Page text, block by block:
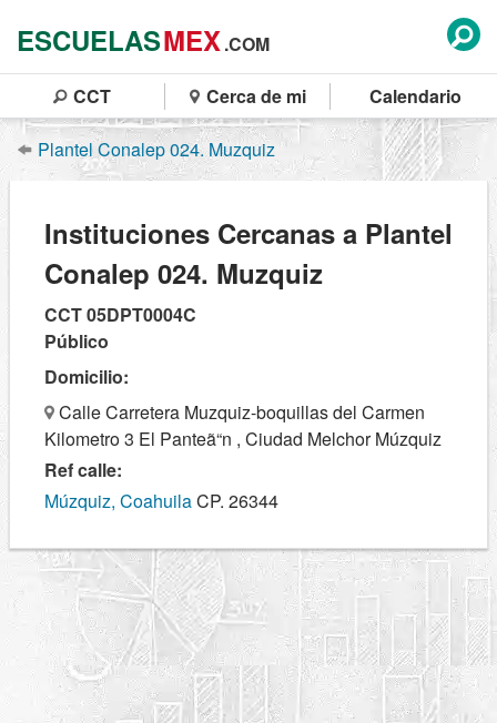
ESCUELASMEX.COM
CCT Cerca de mi Calendario
Plantel Conalep 024. Muzquiz
Instituciones Cercanas a Plantel
Conalep 024. Muzquiz
CCT 05DPT0004C
Público
Domicilio:
Calle Carretera Muzquiz-boquillas del Carmen
Kilometro 3 El Panteã“n , Ciudad Melchor Múzquiz
Ref calle:
Múzquiz, CoahuilaCP. 26344